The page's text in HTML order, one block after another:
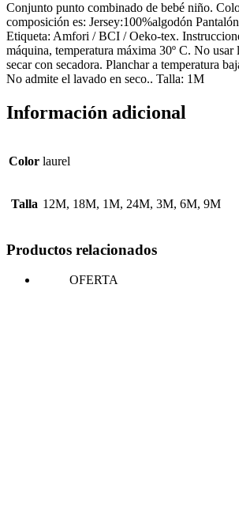
Conjunto punto combinado de bebé niño.
composición es: Jersey:100%algodón
Etiqueta: Amfori / BCI / Oeko-tex.
máquina, temperatura máxima 30º C. No usar
secar con secadora. Planchar a temperatura
No admite el lavado en seco.. Talla: 1M
Información adicional
Color laurel
Talla 12M, 18M, 1M, 24M, 3M, 6M, 9M
Productos relacionados
OFERTA